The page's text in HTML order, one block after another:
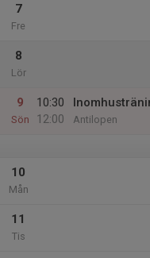
7
Fre
8
Lör
9
Sön
10:30
12:00
Antilopen
10
Mån
11
Tis